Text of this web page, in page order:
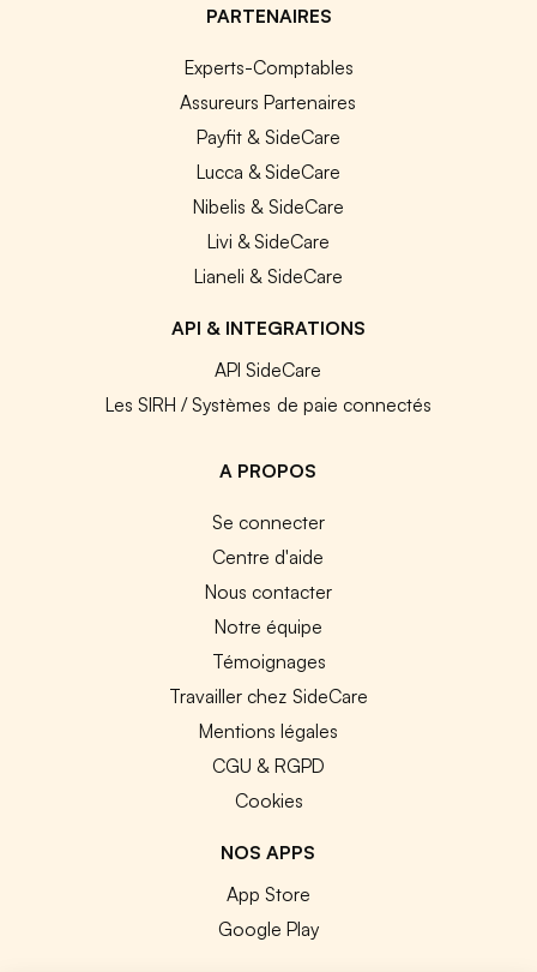
PARTENAIRES
Experts-Comptables
Assureurs Partenaires
Payfit & SideCare
Lucca & SideCare
Nibelis & SideCare
Livi & SideCare
Lianeli & SideCare
API & INTEGRATIONS
API SideCare
Les SIRH / Systèmes de paie connectés
A PROPOS
Se connecter
Centre d'aide
Nous contacter
Notre équipe
Témoignages
Travailler chez SideCare
Mentions légales
CGU & RGPD
Cookies
NOS APPS
App Store
Google Play